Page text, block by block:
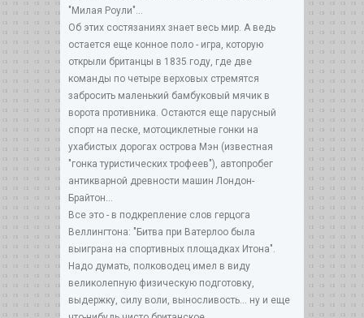
"Милая Роули"...
Об этих состязаниях знает весь мир. А ведь
остается еще конное поло - игра, которую
открыли британцы в 1835 году, где две
команды по четыре верховых стремятся
забросить маленький бамбуковый мячик в
ворота противника. Остаются еще парусный
спорт на песке, мотоциклетные гонки на
ухабистых дорогах острова Мэн (известная
"гонка туристических трофеев"), автопробег
антикварной древности машин Лондон-
Брайтон…
Все это - в подкрепление слов герцога
Веллингтона: "Битва при Ватерлоо была
выиграна на спортивных площадках Итона".
Надо думать, полководец имел в виду
великолепную физическую подготовку,
выдержку, силу воли, выносливость… ну и еще